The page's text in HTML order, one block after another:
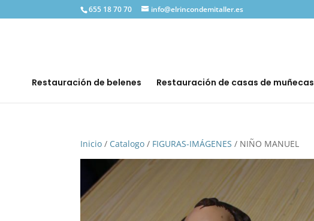
655 18 70 70 info@elrincondemitaller.es
Restauración de belenes Restauración de casas de muñecas
Inicio / Catalogo / FIGURAS-IMÁGENES / NIÑO MANUEL